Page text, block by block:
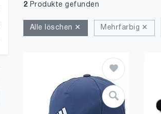
2 Produkte gefunden
Alle löschen ✕ Mehrfarbig ✕